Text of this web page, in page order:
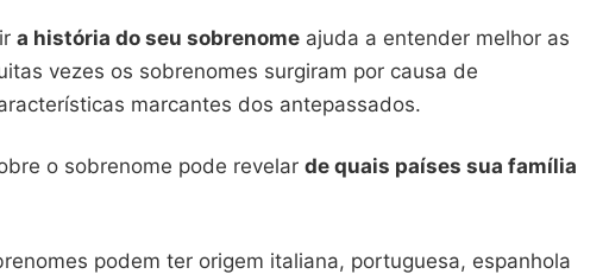
a história do seu sobrenome ajuda a entender melhor as
vezes os sobrenomes surgiram por causa de
marcantes dos antepassados.
o sobrenome pode revelar de quais países sua família
podem ter origem italiana, portuguesa, espanhola